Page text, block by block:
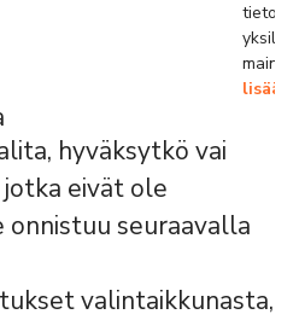
lisää
hyväksytkö vai
eivät ole
seuraavalla
valintaikkunasta,